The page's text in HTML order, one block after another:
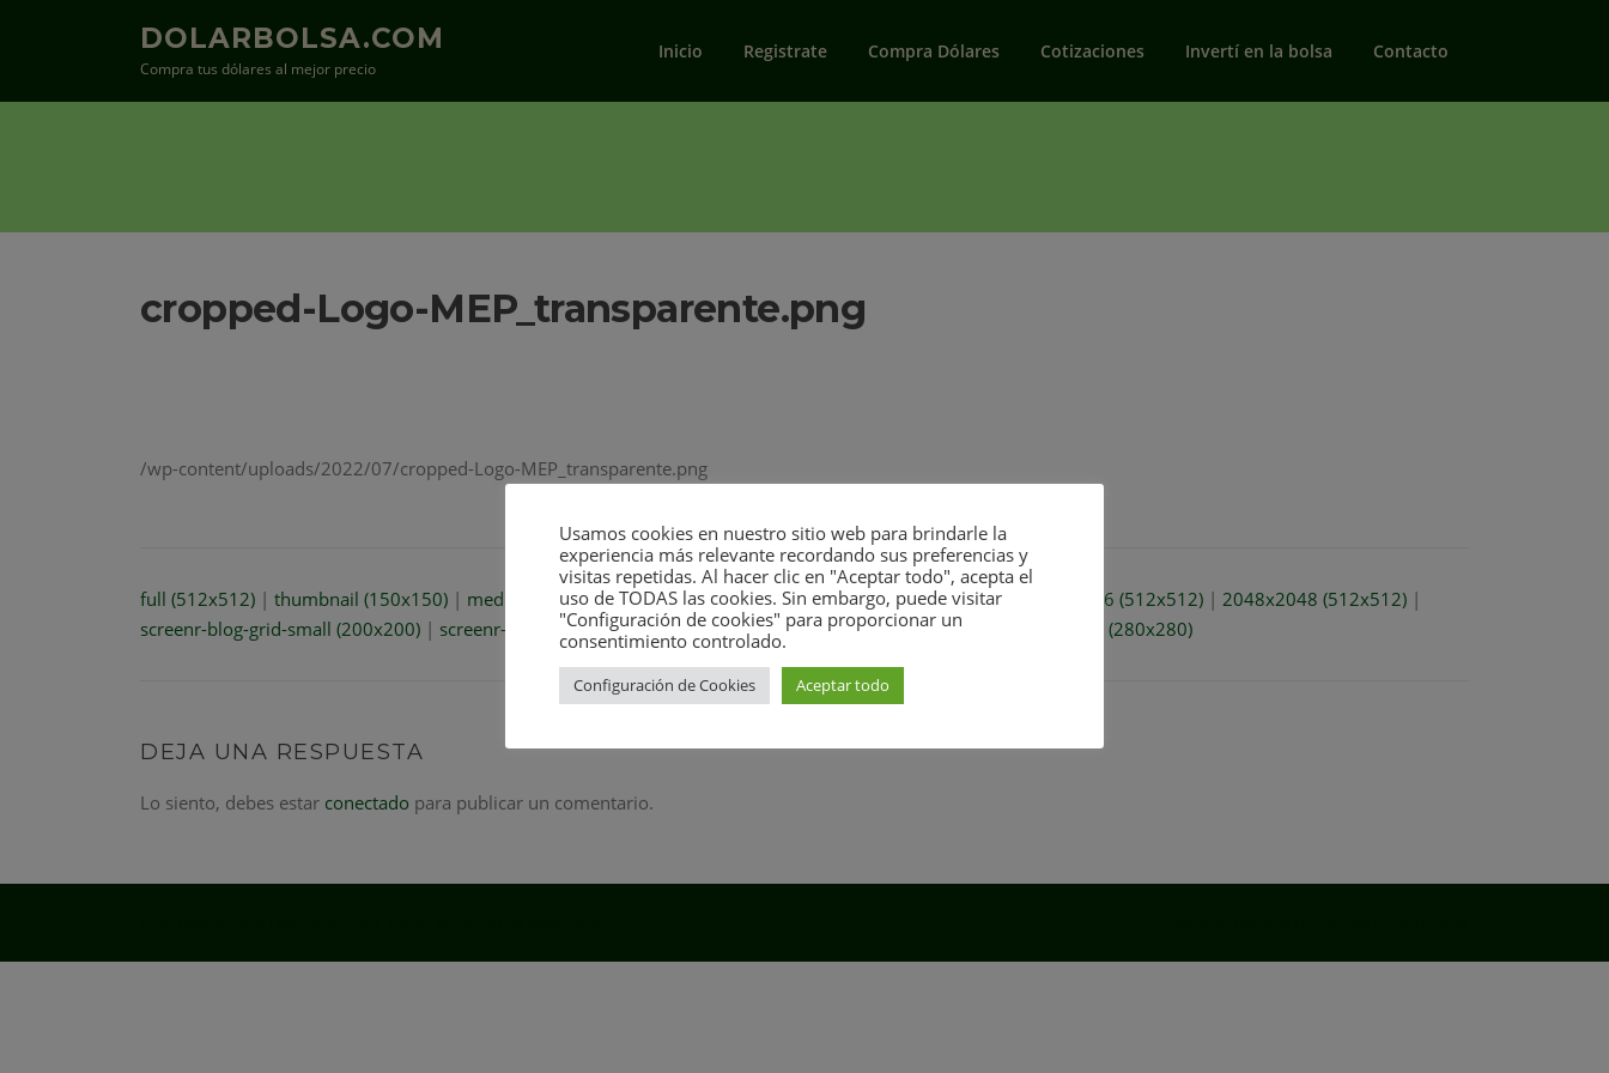
DOLARBOLSA.COM
Compra tus dólares al mejor precio
Inicio Registrate Compra Dólares Cotizaciones Invertí en la bolsa Contacto
cropped-Logo-MEP_transparente.png
/wp-content/uploads/2022/07/cropped-Logo-MEP_transparente.png
full (512x512) | thumbnail (150x150) | medium (300x300)|medium_large (512x512)|large (512x512)| 1536x1536 (512x512) | 2048x2048 (512x512) |
screenr-blog-grid-small (200x200) | screenr-blog-grid (300x300)|screenr-blog-list (400x400)|screenr-service-small (280x280)
DEJA UNA RESPUESTA
Lo siento, debes estar conectado para publicar un comentario.
Usamos cookies en nuestro sitio web para brindarle la
experiencia más relevante recordando sus preferencias y
visitas repetidas. Al hacer clic en "Aceptar todo", acepta el
uso de TODAS las cookies. Sin embargo, puede visitar
"Configuración de cookies" para proporcionar un
consentimiento controlado.
Configuración de Cookies Aceptar todo